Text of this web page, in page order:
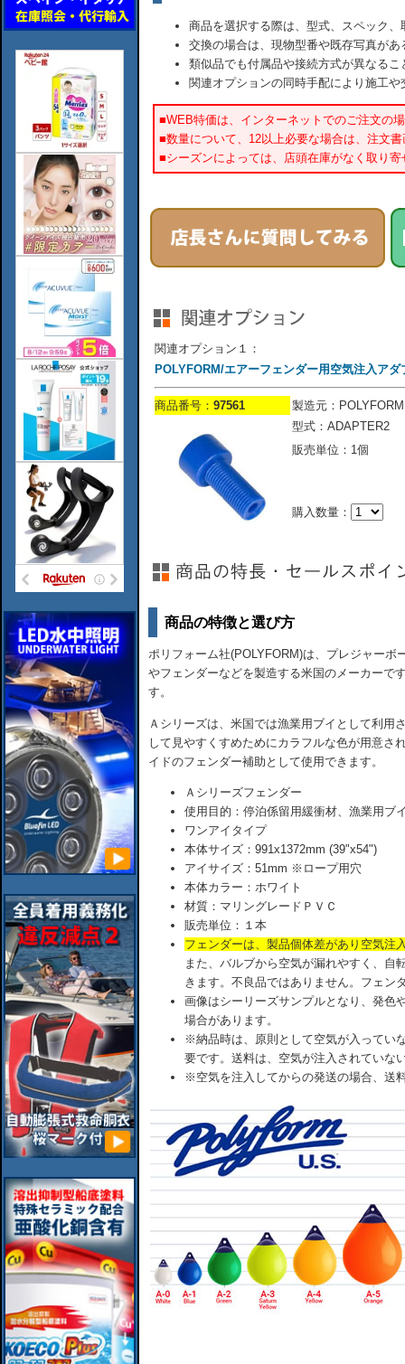
商品を選択する際は、型式、スペック
交換の場合は、現物型番や既存写真が
類似品でも付属品や接続方式が異なるこ
関連オプションの同時手配により施工
■WEB特価は、インターネットでのご注文の
■数量について、12以上必要な場合は、注文
■シーズンによっては、店頭在庫がなく取り
関連オプション１：
POLYFORM/エアーフェンダー用空気注入アダ
商品番号： 97561
製造元：POLYFORM
型式：ADAPTER2
販売単位：1個
購入数量：
商品の特徴と選び方
ポリフォーム社(POLYFORM)は、プレジャーボ
やフェンダーなどを製造する米国のメーカーで
す。
Ａシリーズは、米国では漁業用ブイとして利用
して見やすくすめためにカラフルな色が用意さ
イドのフェンダー補助として使用できます。
Ａシリーズフェンダー
使用目的：停泊係留用緩衝材、漁業用ブ
ワンアイタイプ
本体サイズ：991x1372mm (39"x54")
アイサイズ：51mm ※ロープ用穴
本体カラー：ホワイト
材質：マリングレードＰＶＣ
販売単位：１本
フェンダーは、製品個体差があり空気注
また、バルブから空気が漏れやすく、自
きます。不良品ではありません。フェン
画像はシーリーズサンプルとなり、発色
場合があります。
※納品時は、原則として空気が入ってい
要です。送料は、空気が注入されていな
※空気を注入してからの発送の場合、送